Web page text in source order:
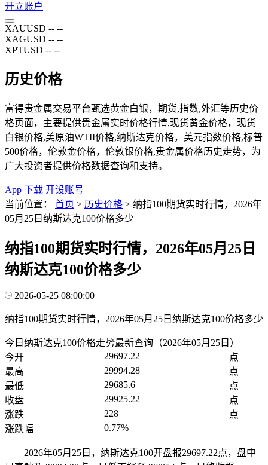
开立账户
XAUUSD -- --
XAGUSD -- --
XPTUSD -- --
历史价格
富得贵金属交易平台甄选黄金白银，期货,指数,外汇等历史价
格页面，主要提供贵金属实时价格行情,现货黄金价格，现货
白银价格,美原油WTII价格,纳斯达克价格，美元指数价格,标普
500价格，伦敦金价格，伦敦银价格,贵金属价格历史走势，为
广大投资者提供价格数据查询和支持。
App 下载 开设账号
当前位置：
首页 > 历史价格 > 纳指100期货实时行情，2026年
05月25日纳斯达克100价格多少
纳指100期货实时行情，2026年05月25日
纳斯达克100价格多少
2026-05-25 08:00:00
纳指100期货实时行情，2026年05月25日纳斯达克100价格多少
今日纳斯达克100价格走势最新查询（2026年05月25日）
今开
29697.22
点
最高
29994.28
点
最低
29685.6
点
收盘
29925.22
点
涨跌
228
点
涨跌幅
0.77%
2026年05月25日，纳斯达克100开盘报29697.22点，盘中